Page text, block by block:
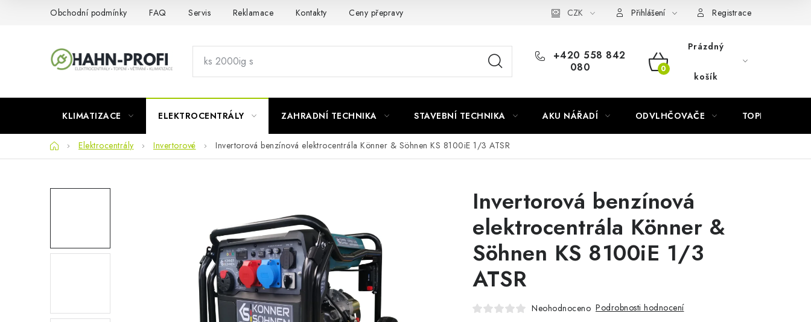
Obchodní podmínky FAQ Servis Reklamace Kontakty Ceny přepravy Náhradní díly Könner & Söhnen Reklamační řád
CZK Přihlášení Registrace
+420 558 842
080
NÁKUPNÍ
Prázdný
košík
KLIMATIZACE ELEKTROCENTRÁLY ZAHRADNÍ TECHNIKA STAVEBNÍ TECHNIKA AKU NÁŘADÍ ODVLHČOVAČE TOPIDLA
DomůElektrocentrály Invertorové Invertorová benzínová elektrocentrála Könner & Söhnen KS 8100iE 1/3 ATSR
Invertorová benzínová
elektrocentrála Könner &
Söhnen KS 8100iE 1/3
ATSR
Neohodnoceno Podrobnosti hodnocení